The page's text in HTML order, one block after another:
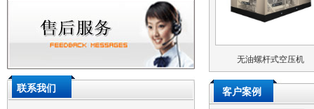
联系我们
无油螺杆式空压机
客户案例